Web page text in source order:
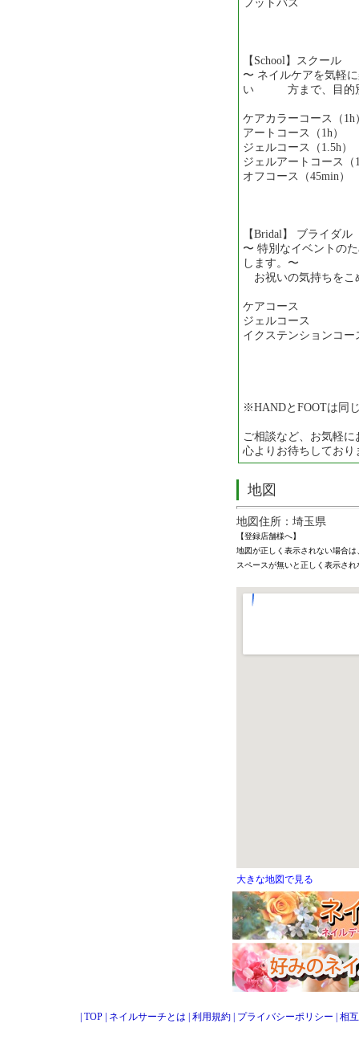
フットバ
【School】スクール
〜 ネイルケアを気軽
い 方まで、目的別
ケアカラーコース
アートコース（
ジェルコース（
ジェルアートコース
オフコース（
【Bridal】 ブライダル
〜 特別なイベントの
します。〜
お祝いの気持ちをこ
ケアコース ─
ジェルコース
イクステンションコ
※HANDとFOOTは同
ご相談など、お気軽
心よりお待ちしており
地図
地図住所：埼玉県
【登録店舗様へ】
地図が正しく表示されない場合
スペースが無いと正しく表示さ
大きな地図で見る
TOP ネイルサーチとは 利用規約 プライバシーポリシー 相